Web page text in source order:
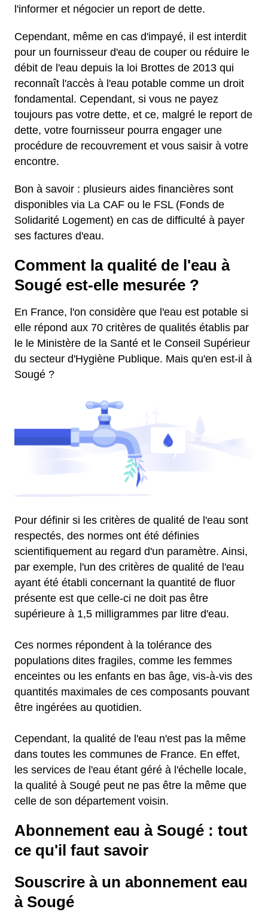
l'informer et négocier un report de dette.
Cependant, même en cas d'impayé, il est interdit
pour un fournisseur d'eau de couper ou réduire le
débit de l'eau depuis la loi Brottes de 2013 qui
reconnaît l'accès à l'eau potable comme un droit
fondamental. Cependant, si vous ne payez
toujours pas votre dette, et ce, malgré le report de
dette, votre fournisseur pourra engager une
procédure de recouvrement et vous saisir à votre
encontre.
Bon à savoir : plusieurs aides financières sont
disponibles via La CAF ou le FSL (Fonds de
Solidarité Logement) en cas de difficulté à payer
ses factures d'eau.
Comment la qualité de l'eau à
Sougé est-elle mesurée ?
En France, l'on considère que l'eau est potable si
elle répond aux 70 critères de qualités établis par
le le Ministère de la Santé et le Conseil Supérieur
du secteur d'Hygiène Publique. Mais qu'en est-il à
Sougé ?
Pour définir si les critères de qualité de l'eau sont
respectés, des normes ont été définies
scientifiquement au regard d'un paramètre. Ainsi,
par exemple, l'un des critères de qualité de l'eau
ayant été établi concernant la quantité de fluor
présente est que celle-ci ne doit pas être
supérieure à 1,5 milligrammes par litre d'eau.
Ces normes répondent à la tolérance des
populations dites fragiles, comme les femmes
enceintes ou les enfants en bas âge, vis-à-vis des
quantités maximales de ces composants pouvant
être ingérées au quotidien.
Cependant, la qualité de l'eau n'est pas la même
dans toutes les communes de France. En effet,
les services de l'eau étant géré à l'échelle locale,
la qualité à Sougé peut ne pas être la même que
celle de son département voisin.
Abonnement eau à Sougé : tout
ce qu'il faut savoir
Souscrire à un abonnement eau
à Sougé